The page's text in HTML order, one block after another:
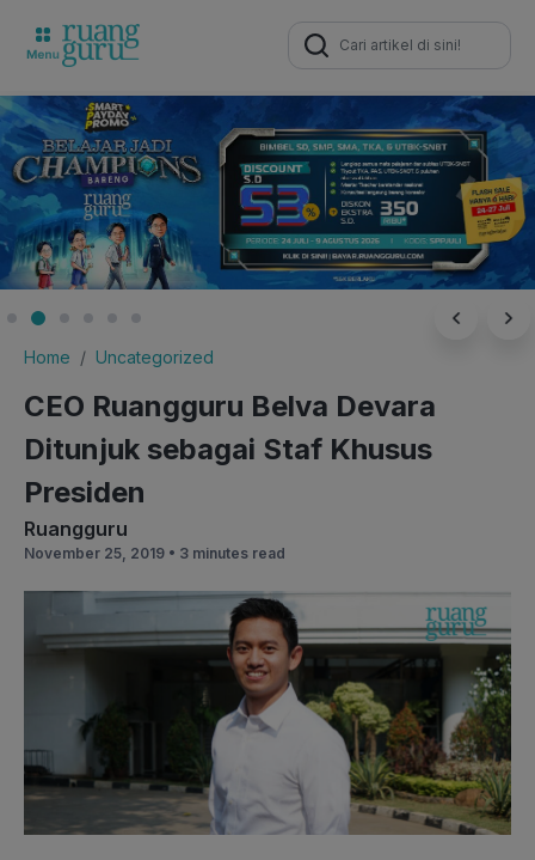
Search
for:
Home Uncategorized
CEO Ruangguru Belva Devara
Ditunjuk sebagai Staf Khusus
Presiden
Ruangguru
November 25, 2019 • 3 minutes read